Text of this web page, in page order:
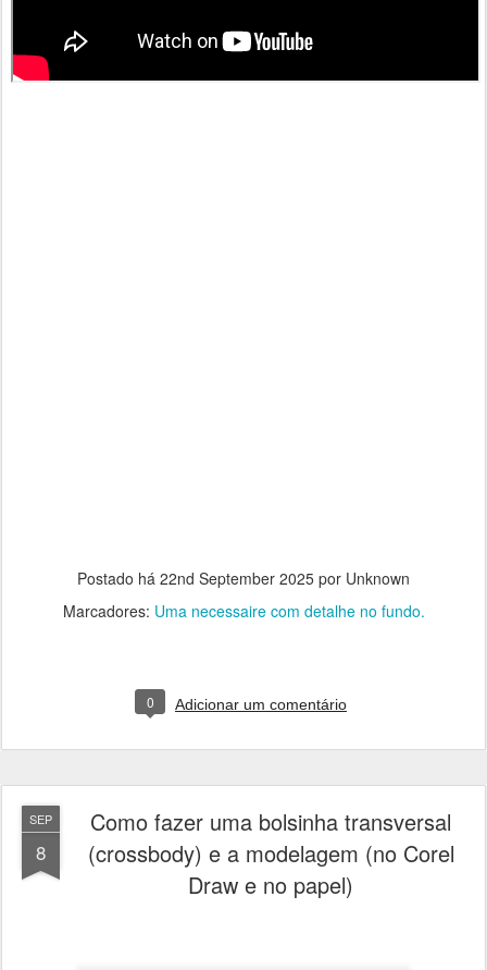
Postado há 22nd September 2025 por Unknown
Marcadores: Uma necessaire com detalhe no fundo.
0 Adicionar um comentário
SEP
8
Como fazer uma bolsinha transversal
(crossbody) e a modelagem (no Corel
Draw e no papel)